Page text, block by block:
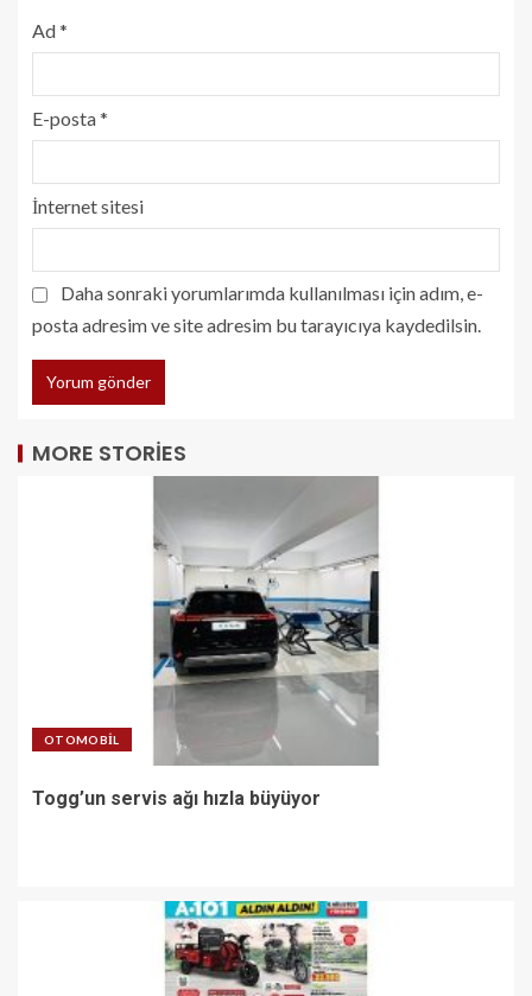
Ad*
E-posta*
İnternet sitesi
Daha sonraki yorumlarımda kullanılması için adım, e-
posta adresim ve site adresim bu tarayıcıya kaydedilsin.
MORE STORIES
OTOMOBIL
Togg’un servis ağı hızla büyüyor